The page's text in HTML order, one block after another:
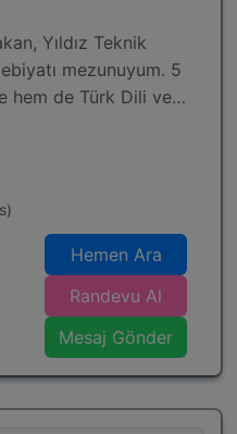
Yıldız Teknik
hem de Türk Dili ve
İlk önce
en temel
ki bir öğrenci
olur. Ancak bunu
zamanda
ödev takibi ve soru
bilgileri
etmesi için ciddi bir
Hemen Ara
Randevu Al
Mesaj Gönder